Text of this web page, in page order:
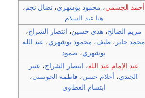
أحمد الجسمي، محمود بوشهري، نضال نجم،
هيا عبد السلام
مريم الصالح، هدى حسين، انتصار الشراح،
محمد جابر ، طيف، محمود بوشهري، عبد الله
بوشهري، صمود
عبد الإمام عبد الله، انتصار الشراح، عبير
الجندي، أحلام حسن، فاطمة الحوسني،
ابتسام العطاوي